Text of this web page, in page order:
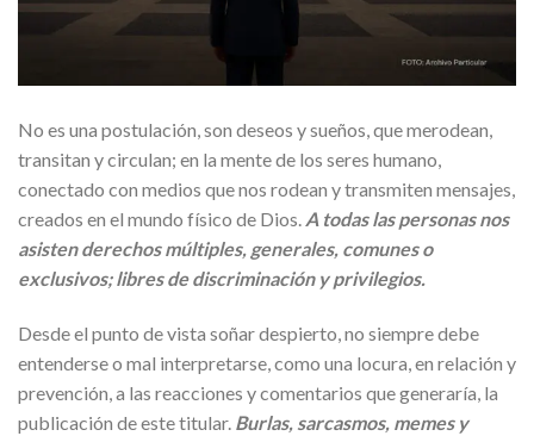
No es una postulación, son deseos y sueños, que merodean,
transitan y circulan; en la mente de los seres humano,
conectado con medios que nos rodean y transmiten mensajes,
creados en el mundo físico de Dios. A todas las personas nos
asisten derechos múltiples, generales, comunes o
exclusivos; libres de discriminación y privilegios.
Desde el punto de vista soñar despierto, no siempre debe
entenderse o mal interpretarse, como una locura, en relación y
prevención, a las reacciones y comentarios que generaría, la
publicación de este titular. Burlas, sarcasmos, memes y